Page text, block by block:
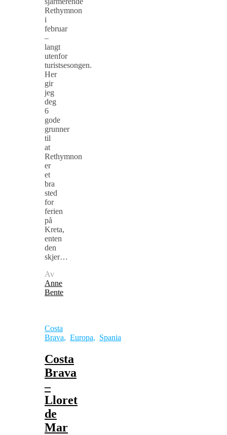
Rethymnon
i
februar
–
langt
utenfor
turistsesongen.
Her
gir
jeg
deg
6
gode
grunner
til
at
Rethymnon
er
et
bra
sted
for
ferien
på
Kreta,
enten
den
skjer…
Av
Anne
Bente
Costa
Brava, Europa, Spania
Costa
Brava
–
Lloret
de
Mar